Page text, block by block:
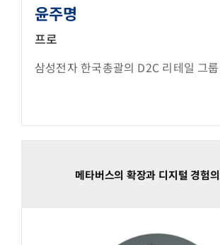
윤주명
프로
삼성전자 한국총괄의 D2C 리테일 그
메타버스의 확장과 디지털 경험